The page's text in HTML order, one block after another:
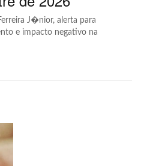
J�nior, alerta para
e impacto negativo na